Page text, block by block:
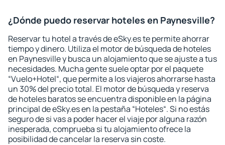
¿Dónde puedo reservar hoteles en Paynesville?
Reservar tu hotel a través de eSky.es te permite ahorrar
tiempo y dinero. Utiliza el motor de búsqueda de hoteles
en Paynesville y busca un alojamiento que se ajuste a tus
necesidades. Mucha gente suele optar por el paquete
“Vuelo+Hotel“, que permite a los viajeros ahorrarse hasta
un 30% del precio total. El motor de búsqueda y reserva
de hoteles baratos se encuentra disponible en la página
principal de eSky.es en la pestaña “Hoteles“. Si no estás
seguro de si vas a poder hacer el viaje por alguna razón
inesperada, comprueba si tu alojamiento ofrece la
posibilidad de cancelar la reserva sin coste.